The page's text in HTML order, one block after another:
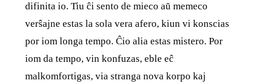
difinita io. Tiu ĉi sento de mieco aŭ memeco
verŝajne estas la sola vera afero, kiun vi konscias
por iom longa tempo. Ĉio alia estas mistero. Por
iom da tempo, vin konfuzas, eble eĉ
malkomfortigas, via stranga nova korpo kaj